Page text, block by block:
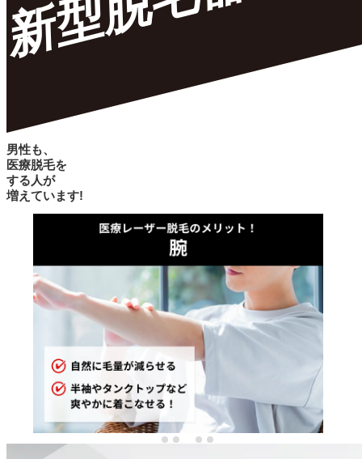
男性も、
医療脱毛を
する人が
増えています!